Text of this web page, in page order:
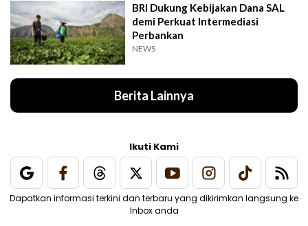
BRI Dukung Kebijakan Dana SAL
demi Perkuat Intermediasi
Perbankan
NEWS
Berita Lainnya
Ikuti Kami
Dapatkan informasi terkini dan terbaru yang dikirimkan langsung ke
Inbox anda